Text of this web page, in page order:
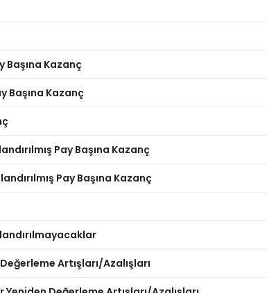
Kazanç
Başına Kazanç
Pay Başına Kazanç
Pay Başına Kazanç
Artışları/Azalışları